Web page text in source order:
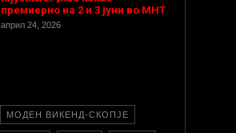
премиерно на 2 и 3 јуни во МНТ
април 24, 2026
МОДЕН ВИКЕНД-СКОПЈЕ